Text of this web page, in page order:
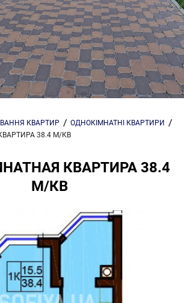
КВАРТИР
ОДНОКІМНАТНІ КВАРТИРИ
38.4 М/КВ
КВАРТИРА 38.4
М/КВ